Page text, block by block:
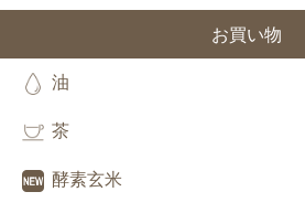
お買い物
油
茶
酵素玄米